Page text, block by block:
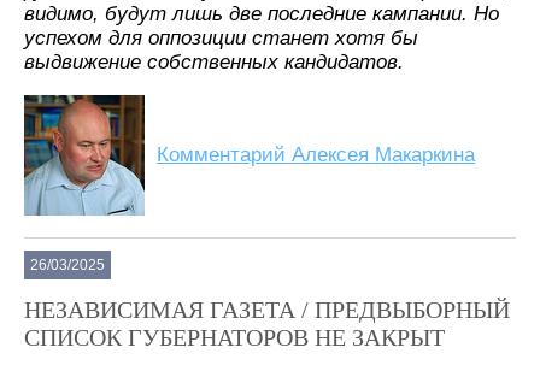
видимо, будут лишь две последние кампании. Но
успехом для оппозиции станет хотя бы
выдвижение собственных кандидатов.
Комментарий Алексея Макаркина
26/03/2025
НЕЗАВИСИМАЯ ГАЗЕТА / ПРЕДВЫБОРНЫЙ
СПИСОК ГУБЕРНАТОРОВ НЕ ЗАКРЫТ